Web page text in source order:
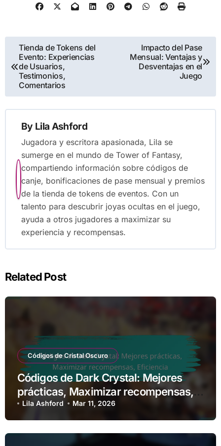
Post
navigation
Tienda de Tokens del
Evento: Experiencias
de Usuarios,
Testimonios,
Comentarios
Impacto del Pase
Mensual: Ventajas y
Desventajas en el
Juego
By Lila Ashford
Jugadora y escritora apasionada, Lila se
sumerge en el mundo de Tower of Fantasy,
compartiendo información sobre códigos de
canje, bonificaciones de pase mensual y premios
de la tienda de tokens de eventos. Con un
talento para descubrir joyas ocultas en el juego,
ayuda a otros jugadores a maximizar su
experiencia y recompensas.
Related Post
Códigos de Cristal Oscuro
Códigos de Dark Crystal: Mejores
prácticas, Maximizar recompensas,
Eficiencia
Lila Ashford Mar 11, 2026